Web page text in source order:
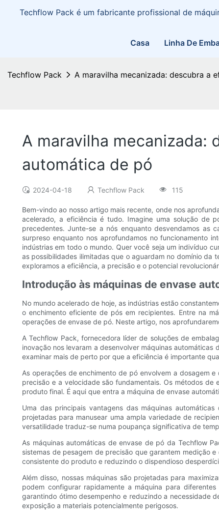
Techflow Pack é um fabricante profissional de
Casa Linha De
Techflow Pack A maravilha mecanizada: descubra a
A maravilha mecanizada:
automática de pó
2024-04-18 Techflow Pack 115
Bem-vindo ao nosso artigo mais recente, onde nos
acelerado, a eficiência é tudo. Imagine uma solução de
precedentes. Junte-se a nós enquanto desvendamos as
surpreso enquanto nos aprofundamos no funcionamento
indústrias em todo o mundo. Quer você seja um indivíduo
as possibilidades ilimitadas que o aguardam no domínio
exploramos a eficiência, a precisão e o potencial
Introdução às máquinas de envase
No mundo acelerado de hoje, as indústrias estão
o enchimento eficiente de pós em recipientes. Entre na
operações de envase de pó. Neste artigo, nos
A Techflow Pack, fornecedora líder de soluções de
inovação nos levaram a desenvolver máquinas
examinar mais de perto por que a eficiência é importante
As operações de enchimento de pó envolvem a dosagem
precisão e a velocidade são fundamentais. Os métodos de
produto final. É aqui que entra a máquina de envase
Uma das principais vantagens das máquinas
projetadas para manusear uma ampla variedade de
versatilidade traduz-se numa poupança significativa de
As máquinas automáticas de envase de pó da Techflow
sistemas de pesagem de precisão que garantem medição
consistente do produto e reduzindo o dispendioso
Além disso, nossas máquinas são projetadas para
podem configurar rapidamente a máquina para
garantindo ótimo desempenho e reduzindo a necessidade
exposição a materiais potencialmente perigosos.